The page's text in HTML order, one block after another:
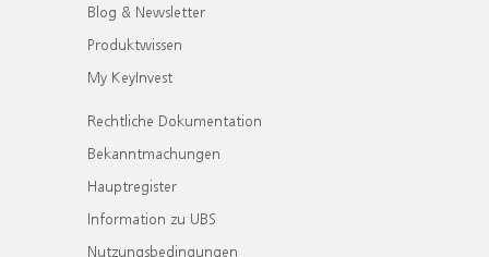
Blog & Newsletter
Produktwissen
My KeyInvest
Rechtliche Dokumentation
Bekanntmachungen
Hauptregister
Information zu UBS
Nutzungsbedingungen